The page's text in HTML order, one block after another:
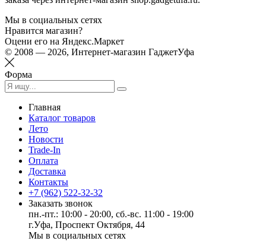
Мы в социальных сетях
Нравится магазин?
Оцени его на Яндекс.Маркет
© 2008 — 2026, Интернет-магазин ГаджетУфа
Форма
Главная
Каталог товаров
Лето
Новости
Trade-In
Оплата
Доставка
Контакты
+7 (962) 522-32-32
Заказать звонок
пн.-пт.: 10:00 - 20:00, сб.-вс. 11:00 - 19:00
г.Уфа, Проспект Октября, 44
Мы в социальных сетях